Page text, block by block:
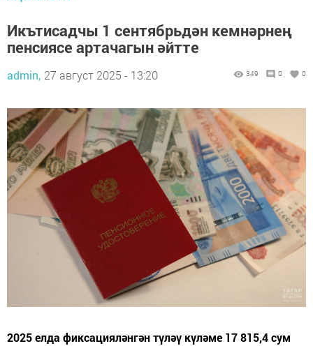
Икътисадчы 1 сентябрьдән кемнәрнең
пенсиясе артачагын әйтте
admin, 27 август 2025 - 13:20 349 0 0
2025 елда фиксацияләнгән түләү күләме 17 815,4 сум